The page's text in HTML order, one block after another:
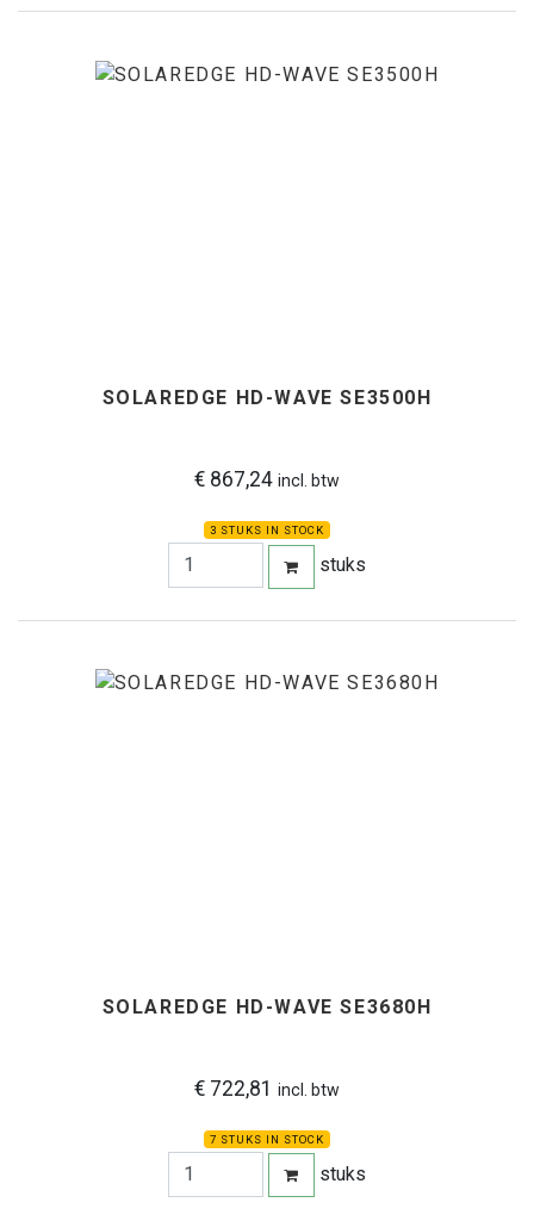
SOLAREDGE HD-WAVE SE3500H
€ 867,24 incl. btw
3 STUKS IN STOCK
stuks
SOLAREDGE HD-WAVE SE3680H
€ 722,81 incl. btw
7 STUKS IN STOCK
stuks